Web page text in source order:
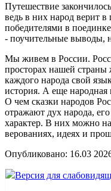
Путешествие
ведь в них народ верит в
победителями в
- поучительные выводы,
Мы живем в России.
просторах нашей
каждого народа свой
история. А еще народная
О чем сказки народов
отражают дух народа,
характер. В них можно
верованиях, идеях и
Опубликовано: 16.03
Версия для